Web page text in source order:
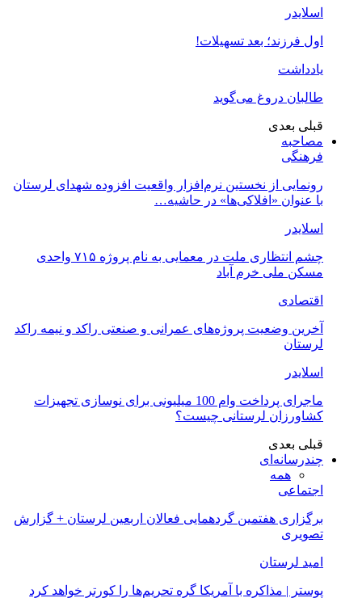
اسلایدر
اول فرزند؛ بعد تسهیلات!
یادداشت
طالبان دروغ می‌گوید
قبلی بعدی
مصاحبه
فرهنگی
رونمایی از نخستین نرم‌افزار واقعیت افزوده شهدای لرستان
با عنوان «افلاکی‌ها» در حاشیه…
اسلایدر
چشم انتظاری ملت در معمایی به نام پروژه ۷۱۵ واحدی
مسکن ملی خرم آباد
اقتصادی
آخرین وضعیت پروژه‌های عمرانی و صنعتی راکد و نیمه راکد
لرستان
اسلایدر
ماجرای پرداخت وام 100 میلیونی برای نوسازی تجهیزات
کشاورزان لرستانی چیست؟
قبلی بعدی
چندرسانه‌ای
همه
اجتماعی
برگزاری هفتمین گردهمایی فعالان اربعین لرستان + گزارش
تصویری
امید لرستان
پوستر | مذاکره با آمریکا گره تحریم‌ها را کورتر خواهد کرد